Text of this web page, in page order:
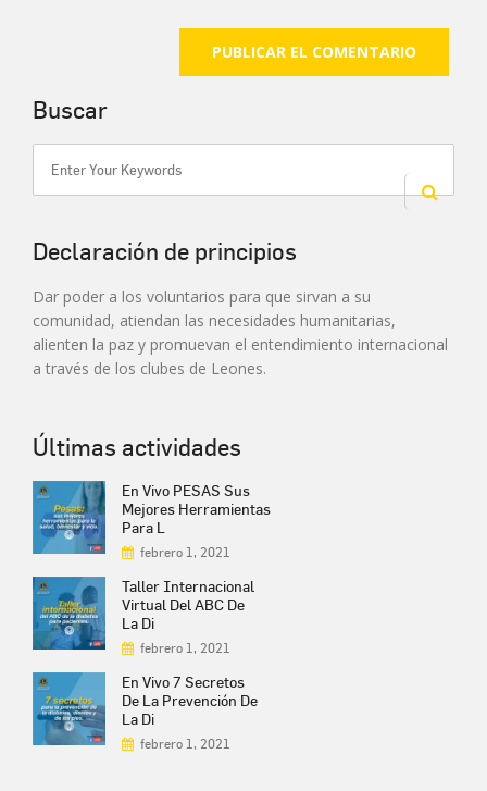
Buscar
Declaración de principios
Dar poder a los voluntarios para que sirvan a su
comunidad, atiendan las necesidades humanitarias,
alienten la paz y promuevan el entendimiento internacional
a través de los clubes de Leones.
Últimas actividades
En Vivo PESAS Sus
Mejores Herramientas
Para L
febrero 1, 2021
Taller Internacional
Virtual Del ABC De
La Di
febrero 1, 2021
En Vivo 7 Secretos
De La Prevención De
La Di
febrero 1, 2021